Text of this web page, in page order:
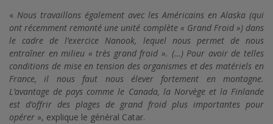
« Nous travaillons également avec les Américains en Alaska (qui
ont récemment remonté une unité complète « Grand Froid ») dans
le cadre de l’exercice Nanook, lequel nous permet de nous
entraîner en milieu « très grand froid ». (…) Pour avoir de telles
conditions de mise en tension des organismes et des matériels en
France, il nous faut nous élever fortement en montagne.
L’avantage de pays comme le Canada, la Norvège et la Finlande
est d’offrir des plages de grand froid plus importantes pour
opérer », explique le général Catar.